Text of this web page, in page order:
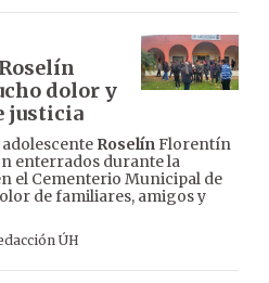
dolor y
justicia
RoselínFlorentín
enterrados durante la
el Cementerio Municipal de
de familiares, amigos y
ÚH